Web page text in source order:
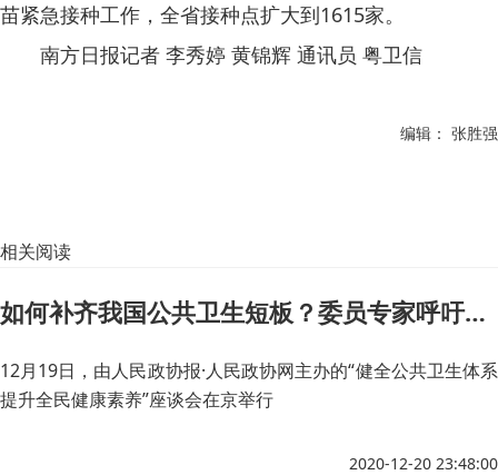
苗紧急接种工作，全省接种点扩大到1615家。
南方日报记者 李秀婷 黄锦辉 通讯员 粤卫信
编辑： 张胜强
相关阅读
如何补齐我国公共卫生短板？委员专家呼吁：加强战略性研究、常抓不懈
12月19日，由人民政协报·人民政协网主办的“健全公共卫生体系
提升全民健康素养”座谈会在京举行
2020-12-20 23:48:00